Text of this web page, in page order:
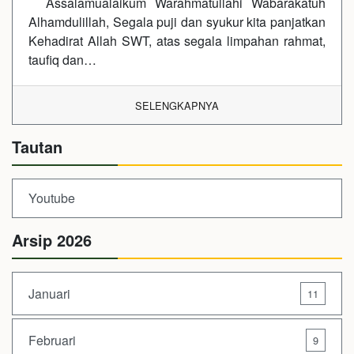
Alhamdulillah, Segala puji dan syukur kita panjatkan
Kehadirat Allah SWT, atas segala limpahan rahmat,
taufiq dan…
SELENGKAPNYA
Tautan
Youtube
Arsip 2026
Januari 11
Februari 9